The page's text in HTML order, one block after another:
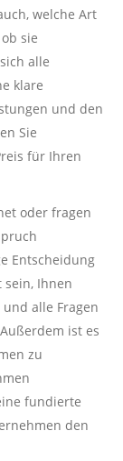
welche Art
sie
alle
klare
und den
Sie
für Ihren
oder fragen
Entscheidung
Ihnen
alle Fragen
ist es
zu
fundierte
den